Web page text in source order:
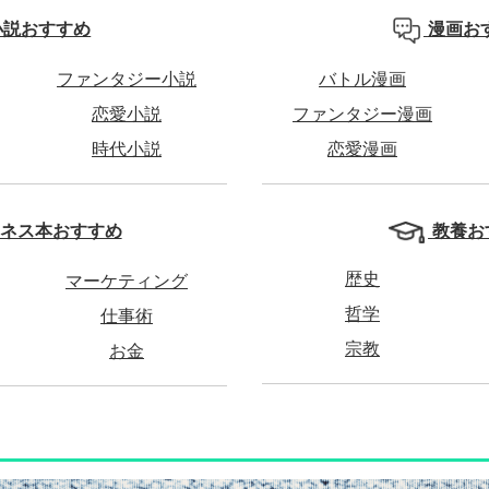
おすすめ
ファンタジー小説
恋愛小説
時代小説
漫画お
バトル漫画
ファンタジー漫画
恋愛漫画
ス本おすすめ
マーケティング
仕事術
お金
教養
歴史
哲学
宗教